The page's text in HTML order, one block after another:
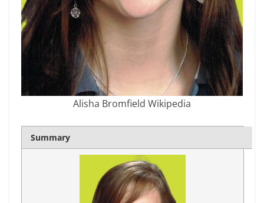
Alisha Bromfield Wikipedia
Summary